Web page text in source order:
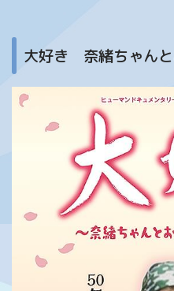
大好き 奈緒ちゃん